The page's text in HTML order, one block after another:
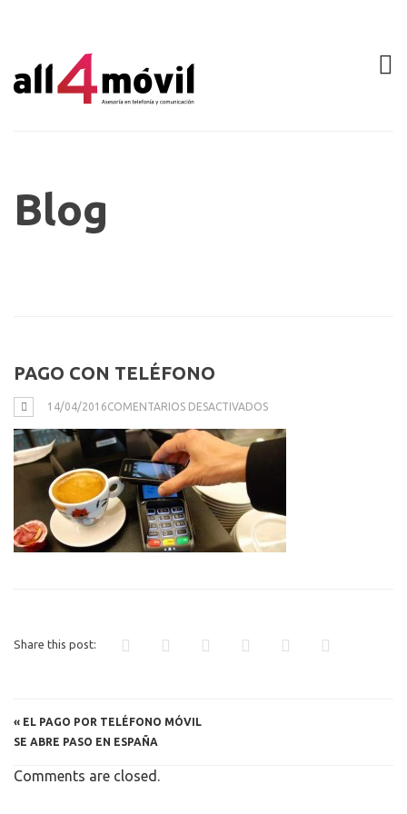
Blog
PAGO CON TELÉFONO
14/04/2016COMENTARIOS DESACTIVADOSEN
CON
Share this post:
« EL PAGO POR TELÉFONO MÓVIL
SE ABRE PASO EN ESPAÑA
Comments are closed.